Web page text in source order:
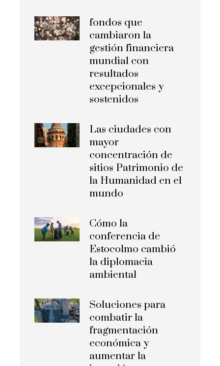
fondos que
cambiaron la
gestión financiera
mundial con
resultados
excepcionales y
sostenidos
Las ciudades con
mayor
concentración de
sitios Patrimonio de
la Humanidad en el
mundo
Cómo la
conferencia de
Estocolmo cambió
la diplomacia
ambiental
Soluciones para
combatir la
fragmentación
económica y
aumentar la